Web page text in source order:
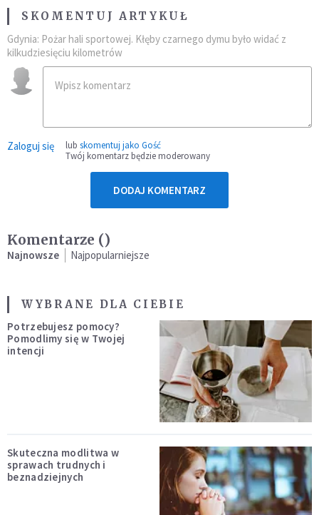
SKOMENTUJ ARTYKUŁ
Gdynia: Pożar hali sportowej. Kłęby czarnego dymu było widać z
kilkudziesięciu kilometrów
Zaloguj się lub skomentuj jako Gość
Twój komentarz będzie moderowany
DODAJ KOMENTARZ
Komentarze ()
Najnowsze Najpopularniejsze
WYBRANE DLA CIEBIE
Potrzebujesz pomocy?
Pomodlimy się w Twojej
intencji
Skuteczna modlitwa w
sprawach trudnych i
beznadziejnych